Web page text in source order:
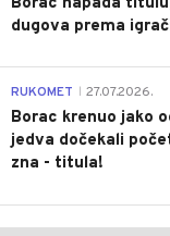
dugova prema
RUKOMET 27.07.2026.
Borac krenuo jako
jedva dočekali
zna - titula!